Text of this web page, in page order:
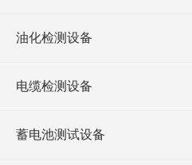
油化检测设备
电缆检测设备
蓄电池测试设备